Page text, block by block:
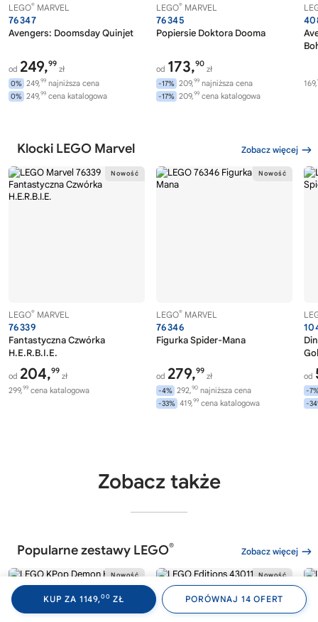
LEGO® MARVEL
76347
Avengers: Doomsday Quinjet
od 249,99
zł
0% 249,99 najniższa cena
0% 249,99 cena katalogowa
LEGO® MARVEL
76345
Popiersie Doktora Dooma
od 173,90
zł
-17% 209,99 najniższa cena
-17% 209,99 cena katalogowa
169,
Klocki LEGO Marvel Zobacz więcej
LEGO® MARVEL
76339
Fantastyczna Czwórka
H.E.R.B.I.E.
od 204,99
zł
299,99 cena katalogowa
LEGO® MARVEL
76346
Figurka Spider-Mana
od 279,99
zł
-4% 292,90 najniższa cena
-33% 419,99 cena katalogowa
od
-
-
KUP ZA 1149,00 ZŁ PORÓWNAJ 14 OFERT
Zobacz także
Popularne zestawy LEGO® Zobacz więcej